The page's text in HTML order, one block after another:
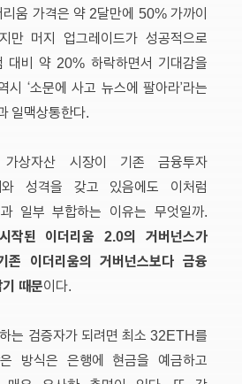
움 가격은 약 2달만에 50% 가까이
만 머지 업그레이드가 성공적으로
대비 약 20% 하락하면서 기대감을
시 ‘소문에 사고 뉴스에 팔아라’라는
일맥상통한다.
가상자산 시장이 기존 금융투자
성격을 갖고 있음에도 이처럼
일부 부합하는 이유는 무엇일까.
작된 이더리움 2.0의 거버넌스가
존 이더리움의 거버넌스보다 금융
때문이다.
는 검증자가 되려면 최소 32ETH를
방식은 은행에 현금을 예금하고